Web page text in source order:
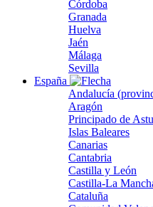
Córdoba
Granada
Huelva
Jaén
Málaga
Sevilla
España
Andalucía
Aragón
Principado de
Islas Baleares
Canarias
Cantabria
Castilla y León
Castilla-La
Cataluña